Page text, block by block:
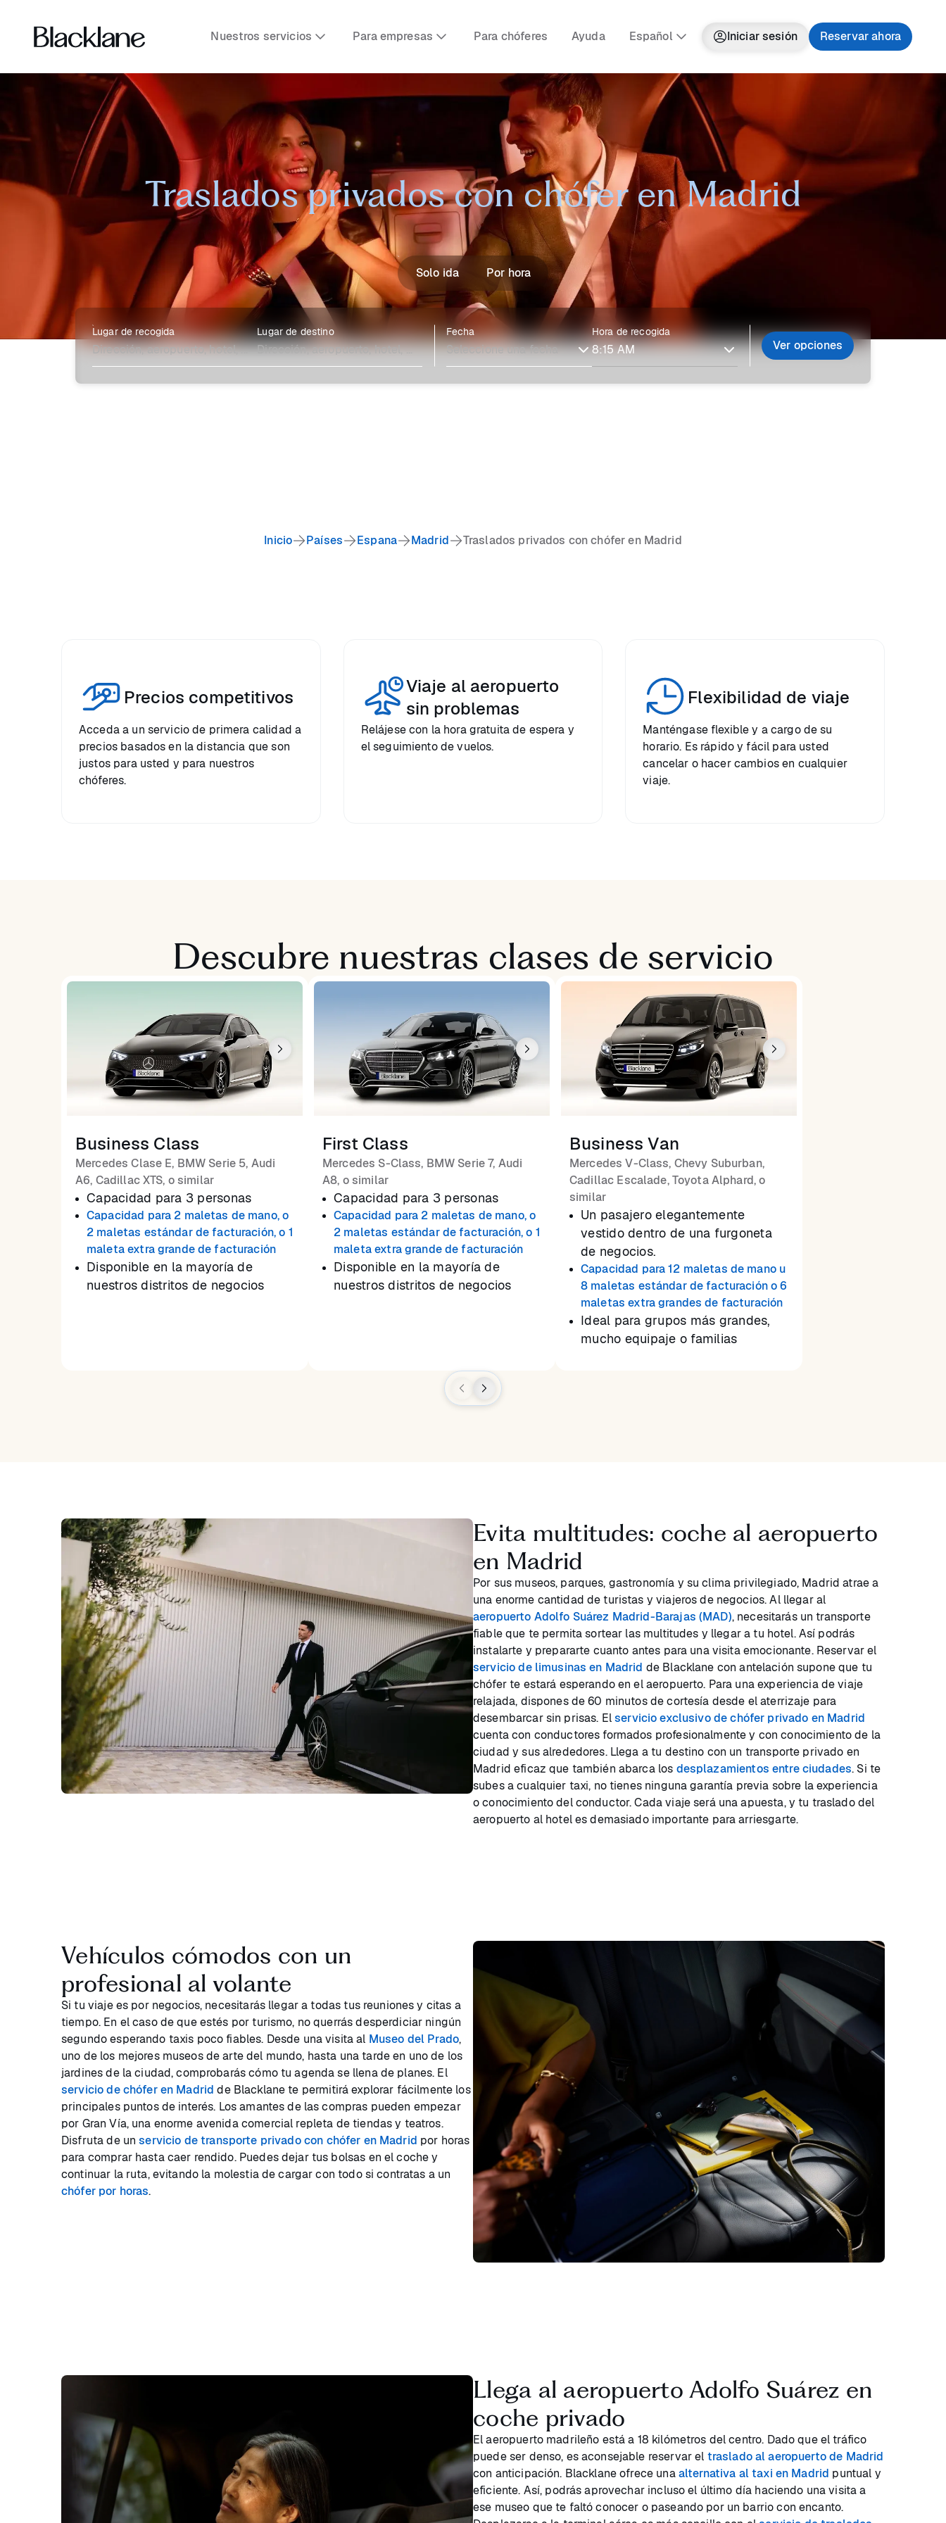
Nuestros servicios Para empresas Para chóferes Ayuda Español Iniciar sesión Reservar ahora
Traslados privados con chófer en Madrid
Solo ida Por hora
Lugar de recogida Lugar de destino Fecha Hora de recogida
Ver opciones
Inicio Países Espana Madrid Traslados privados con chófer en Madrid
Precios competitivos
Acceda a un servicio de primera calidad a
precios basados en la distancia que son
justos para usted y para nuestros
chóferes.
Viaje al aeropuerto
sin problemas
Relájese con la hora gratuita de espera y
el seguimiento de vuelos.
Flexibilidad de viaje
Manténgase flexible y a cargo de su
horario. Es rápido y fácil para usted
cancelar o hacer cambios en cualquier
viaje.
Descubre nuestras clases de servicio
Business Class
Mercedes Clase E, BMW Serie 5, Audi
A6, Cadillac XTS, o similar
Capacidad para 3 personas
Capacidad para 2 maletas de mano, o
2 maletas estándar de facturación, o 1
maleta extra grande de facturación
Disponible en la mayoría de
nuestros distritos de negocios
First Class
Mercedes S-Class, BMW Serie 7, Audi
A8, o similar
Capacidad para 3 personas
Capacidad para 2 maletas de mano, o
2 maletas estándar de facturación, o 1
maleta extra grande de facturación
Disponible en la mayoría de
nuestros distritos de negocios
Business Van
Mercedes V-Class, Chevy Suburban,
Cadillac Escalade, Toyota Alphard, o
similar
Un pasajero elegantemente
vestido dentro de una furgoneta
de negocios.
Capacidad para 12 maletas de mano u
8 maletas estándar de facturación o 6
maletas extra grandes de facturación
Ideal para grupos más grandes,
mucho equipaje o familias
Evita multitudes: coche al aeropuerto
en Madrid
Por sus museos, parques, gastronomía y su clima privilegiado, Madrid atrae a
una enorme cantidad de turistas y viajeros de negocios. Al llegar al
aeropuerto Adolfo Suárez Madrid-Barajas (MAD), necesitarás un transporte
fiable que te permita sortear las multitudes y llegar a tu hotel. Así podrás
instalarte y prepararte cuanto antes para una visita emocionante. Reservar el
servicio de limusinas en Madrid de Blacklane con antelación supone que tu
chófer te estará esperando en el aeropuerto. Para una experiencia de viaje
relajada, dispones de 60 minutos de cortesía desde el aterrizaje para
desembarcar sin prisas. Elservicio exclusivo de chófer privado en Madrid
cuenta con conductores formados profesionalmente y con conocimiento de la
ciudad y sus alrededores. Llega a tu destino con un transporte privado en
Madrid eficaz que también abarca los desplazamientos entre ciudades. Si te
subes a cualquier taxi, no tienes ninguna garantía previa sobre la experiencia
o conocimiento del conductor. Cada viaje será una apuesta, y tu traslado del
aeropuerto al hotel es demasiado importante para arriesgarte.
Vehículos cómodos con un
profesional al volante
Si tu viaje es por negocios, necesitarás llegar a todas tus reuniones y citas a
tiempo. En el caso de que estés por turismo, no querrás desperdiciar ningún
segundo esperando taxis poco fiables. Desde una visita al Museo del Prado,
uno de los mejores museos de arte del mundo, hasta una tarde en uno de los
jardines de la ciudad, comprobarás cómo tu agenda se llena de planes. El
servicio de chófer en Madrid de Blacklane te permitirá explorar fácilmente los
principales puntos de interés. Los amantes de las compras pueden empezar
por Gran Vía, una enorme avenida comercial repleta de tiendas y teatros.
Disfruta de unservicio de transporte privado con chófer en Madrid por horas
para comprar hasta caer rendido. Puedes dejar tus bolsas en el coche y
continuar la ruta, evitando la molestia de cargar con todo si contratas a un
chófer por horas.
Llega al aeropuerto Adolfo Suárez en
coche privado
El aeropuerto madrileño está a 18 kilómetros del centro. Dado que el tráfico
puede ser denso, es aconsejable reservar el traslado al aeropuerto de Madrid
con anticipación. Blacklane ofrece unaalternativa al taxi en Madrid puntual y
eficiente. Así, podrás aprovechar incluso el último día haciendo una visita a
ese museo que te faltó conocer o paseando por un barrio con encanto.